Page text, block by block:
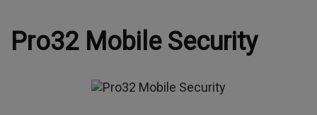
Pro32 Mobile Security